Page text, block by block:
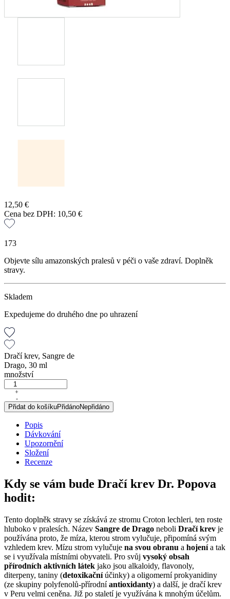
12,50 €
Cena bez DPH: 10,50 €
173
Objevte sílu amazonských pralesů v péči o vaše zdraví. Doplněk
stravy.
Skladem
Expedujeme do druhého dne po uhrazení
Dračí krev, Sangre de
Drago, 30 ml
množství
+
-
Přidat do košíkuPřidánoNepřidáno
Popis
Dávkování
Upozornění
Složení
Recenze
Kdy se vám bude Dračí krev Dr. Popova
hodit:
Tento doplněk stravy se získává ze stromu Croton lechleri, ten roste
hluboko v pralesích. Název Sangre de Drago neboli Dračí krev je
používána proto, že míza, kterou strom vylučuje, připomíná svým
vzhledem krev. Mízu strom vylučuje na svou obranu a hojenía tak
se i využívala místními obyvateli. Pro svůj vysoký obsah
přírodních aktivních látek jako jsou alkaloidy, flavonoly,
diterpeny, taniny (detoxikačníúčinky) a oligomerní prokyanidiny
(ze skupiny polyfenolů-přírodníantioxidanty) a další, je dračí krev
v Peru velmi ceněna. Již po staletí je využívána k mnohým účelům.